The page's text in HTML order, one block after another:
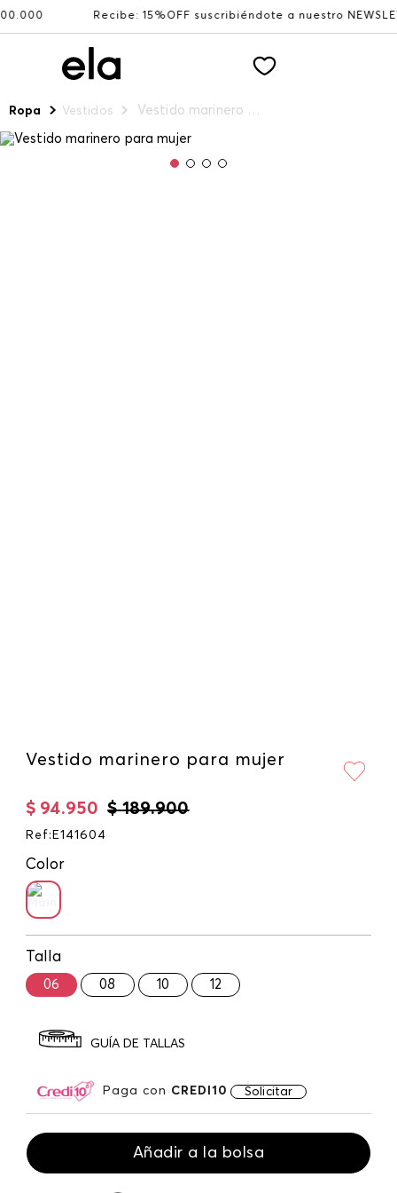
Recibe: 15%OFF suscribiéndote a nuestro NEWSLETTER
Ropa Vestidos Vestido marinero para mujer
Vestido marinero para mujer
$ 189.900
$ 94.950
Ref : E141604
Color
Talla
06 08 10 12
GUÍA DE TALLAS
Paga con CREDI10 Solicitar
Añadir a la bolsa